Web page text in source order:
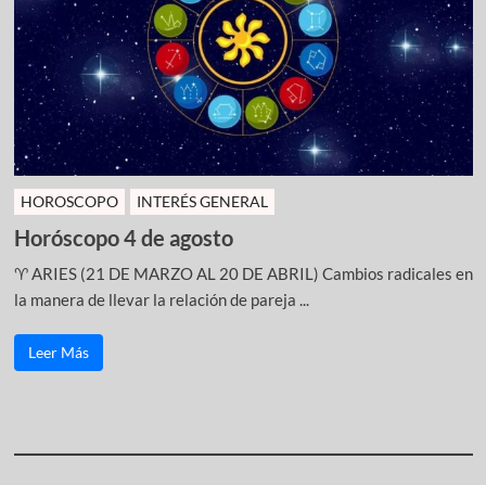
HOROSCOPO INTERÉS GENERAL
Horóscopo 4 de agosto
♈ ARIES (21 DE MARZO AL 20 DE ABRIL) Cambios radicales en
la manera de llevar la relación de pareja ...
Leer Más